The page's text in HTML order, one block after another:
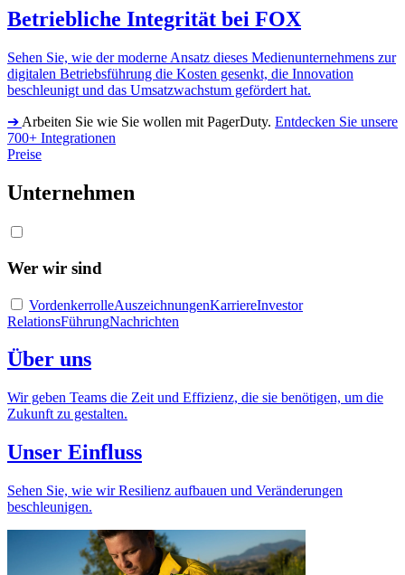
Betriebliche Integrität bei FOX
Sehen Sie, wie der moderne Ansatz dieses Medienunternehmens zur
digitalen Betriebsführung die Kosten gesenkt, die Innovation
beschleunigt und das Umsatzwachstum gefördert hat.
➔ Arbeiten Sie wie Sie wollen mit PagerDuty. Entdecken Sie unsere
700+ Integrationen
Preise
Unternehmen
Wer wir sind
VordenkerrolleAuszeichnungenKarriereInvestor
RelationsFührungNachrichten
Über uns
Wir geben Teams die Zeit und Effizienz, die sie benötigen, um die
Zukunft zu gestalten.
Unser Einfluss
Sehen Sie, wie wir Resilienz aufbauen und Veränderungen
beschleunigen.